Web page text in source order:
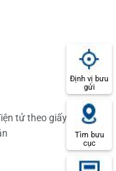
tử theo giấy phép
Định vị bưu
gửi
Tìm bưu
cục